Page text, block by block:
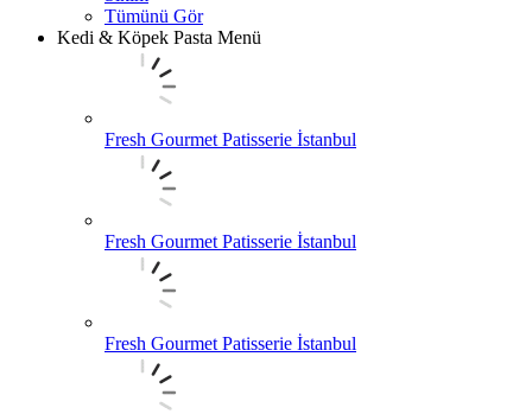
Tümünü Gör
Kedi & Köpek Pasta Menü
Fresh Gourmet Patisserie İstanbul
Fresh Gourmet Patisserie İstanbul
Fresh Gourmet Patisserie İstanbul